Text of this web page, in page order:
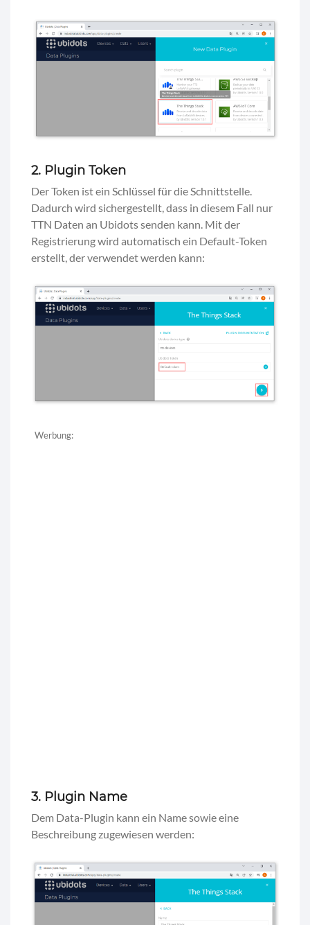
2. Plugin Token
Der Token ist ein Schlüssel für die Schnittstelle.
Dadurch wird sichergestellt, dass in diesem Fall nur
TTN Daten an Ubidots senden kann. Mit der
Registrierung wird automatisch ein Default-Token
erstellt, der verwendet werden kann:
Werbung:
3. Plugin Name
Dem Data-Plugin kann ein Name sowie eine
Beschreibung zugewiesen werden: